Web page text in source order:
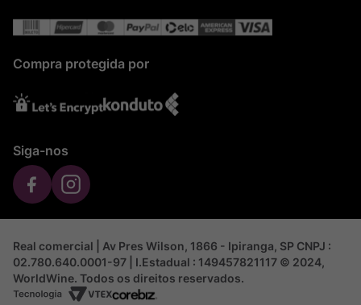
Compra protegida por
Siga-nos
Real comercial | Av Pres Wilson, 1866 - Ipiranga, SP CNPJ :
02.780.640.0001-97 | I.Estadual : 149457821117 © 2024,
WorldWine. Todos os direitos reservados.